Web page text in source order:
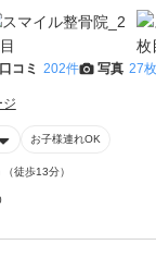
口コミ 202件 写真 27枚
ジ
お子様連れOK
徒歩13分）